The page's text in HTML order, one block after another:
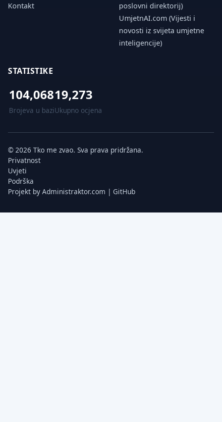
Kontakt
poslovni direktorij)
UmjetnAI.com (Vijesti i
novosti iz svijeta umjetne
inteligencije)
STATISTIKE
104,068
Brojeva u bazi
19,273
Ukupno ocjena
© 2026 Tko me zvao. Sva prava pridržana.
Privatnost
Uvjeti
Podrška
Projekt by Administraktor.com | GitHub